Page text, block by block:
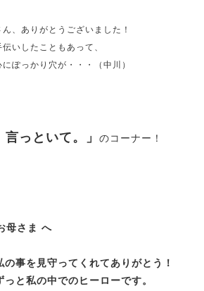
ありがとうございました！
したこともあって、
っかり穴が・・・（中川）
言っといて。」 のコーナー！
母さま へ
事を見守ってくれてありがとう！
と私の中でのヒーローです。